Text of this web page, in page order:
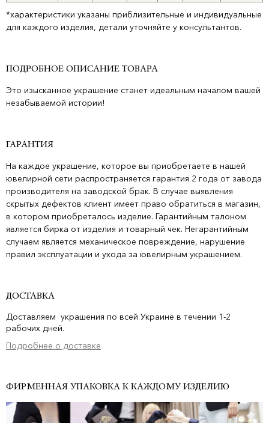
*характеристики указаны приблизительные и индивидуальные
для каждого изделия, детали уточняйте у консультантов.
ПОДРОБНОЕ ОПИСАНИЕ ТОВАРА
Это изысканное украшение станет идеальным началом вашей
незабываемой истории!
ГАРАНТИЯ
На каждое украшение, которое вы приобретаете в нашей
ювелирной сети распространяется гарантия 2 года от завода
производителя на заводской брак. В случае выявления
скрытых дефектов клиент имеет право обратиться в магазин,
в котором приобреталось изделие. Гарантийным талоном
является бирка от изделия и товарный чек. Негарантийным
случаем является механическое повреждение, нарушение
правил эксплуатации и ухода за ювелирным украшением.
ДОСТАВКА
Доставляем украшения по всей Украине в течении 1-2
рабочих дней.
Подробнее о доставке
ФИРМЕННАЯ УПАКОВКА К КАЖДОМУ ИЗДЕЛИЮ